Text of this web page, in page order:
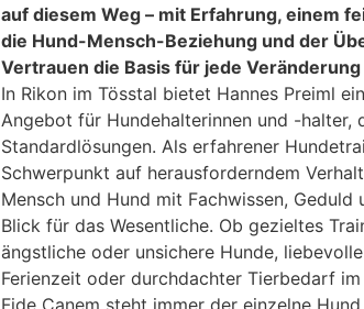
auf diesem Weg – mit Erfahrung, einem
die Hund-Mensch-Beziehung und der
Vertrauen die Basis für jede
In Rikon im Tösstal bietet Hannes Preiml
Angebot für Hundehalterinnen und -halter,
Standardlösungen. Als erfahrener
Schwerpunkt auf herausforderndem
Mensch und Hund mit Fachwissen, Geduld
Blick für das Wesentliche. Ob gezieltes
ängstliche oder unsichere Hunde,
Ferienzeit oder durchdachter Tierbedarf im
Fide Canem steht immer der einzelne